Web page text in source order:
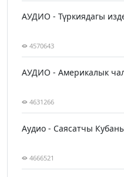
АУДИО - Түркиядагы
4570643
АУДИО - Америкалык
4631266
Аудио - Саясатчы
4666521